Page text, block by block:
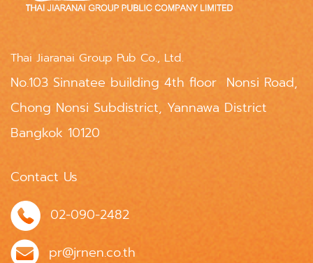
Thai Jiaranai Group Pub Co., Ltd.
No.103 Sinnatee building 4th floor Nonsi Road,
Chong Nonsi Subdistrict, Yannawa District
Bangkok 10120
Contact Us
02-090-2482
pr@jrnen.co.th